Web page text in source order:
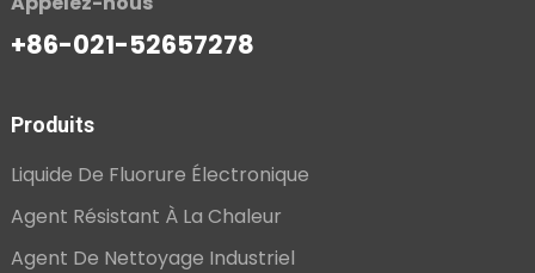
+86-021-52657278
Produits
Liquide De Fluorure Électronique
Agent Résistant À La Chaleur
Agent De Nettoyage Industriel